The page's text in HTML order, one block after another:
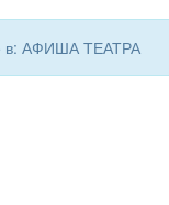
в: АФИША ТЕАТРА